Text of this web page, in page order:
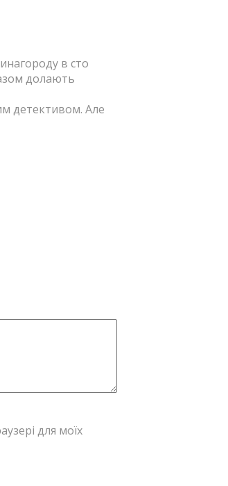
в сто
долають
детективом. Але
для моїх